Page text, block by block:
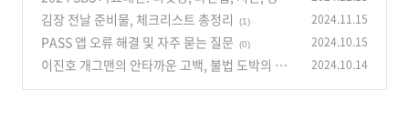
켓 예매방법
(3)
신청 총정리 (37)
김장 전날 준비물, 체크리스트 총정리 (1) 2024.11.15
PASS 앱 오류 해결 및 자주 묻는 질문 (0) 2024.10.15
이진호 개그맨의 안타까운 고백, 불법 도박의 무
2024.10.14